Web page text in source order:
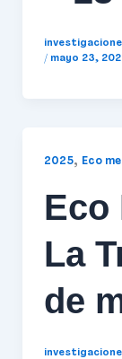
/ mayo 23,
2025, Eco
Eco
La
de